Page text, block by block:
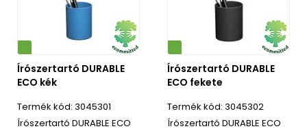
Írószertartó DURABLE
ECO kék
3045301
Írószertartó DURABLE ECO
Környezetbarát
Írószertartó DURABLE
ECO fekete
3045302
Írószertartó DURABLE ECO